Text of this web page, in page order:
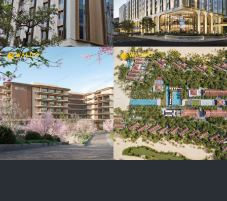
FOUR
SEASONS
HOTEL &
RESORT